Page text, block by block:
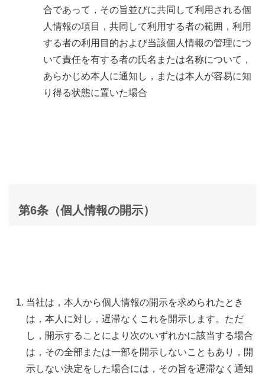
合であって，その旨並びに共同して利用される個
人情報の項目，共同して利用する者の範囲，利用
する者の利用目的および当該個人情報の管理につ
いて責任を有する者の氏名または名称について，
あらかじめ本人に通知し，または本人が容易に知
り得る状態に置いた場合
第6条（個人情報の開示）
当社は，本人から個人情報の開示を求められたとき
は，本人に対し，遅滞なくこれを開示します。ただ
し，開示することにより次のいずれかに該当する場合
は，その全部または一部を開示しないこともあり，開
示しない決定をした場合には，その旨を遅滞なく通知